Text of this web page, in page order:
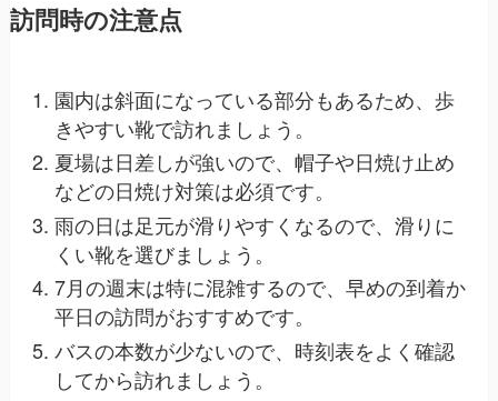
訪問時の注意点
園内は斜面になっている部分もあるため、歩
きやすい靴で訪れましょう。
夏場は日差しが強いので、帽子や日焼け止め
などの日焼け対策は必須です。
雨の日は足元が滑りやすくなるので、滑りに
くい靴を選びましょう。
7月の週末は特に混雑するので、早めの到着か
平日の訪問がおすすめです。
バスの本数が少ないので、時刻表をよく確認
してから訪れましょう。